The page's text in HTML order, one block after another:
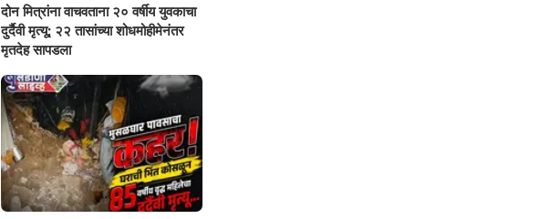
दोन मित्रांना वाचवताना २० वर्षीय युवकाचा
दुर्दैवी मृत्यू; २२ तासांच्या शोधमोहीमेनंतर
मृतदेह सापडला